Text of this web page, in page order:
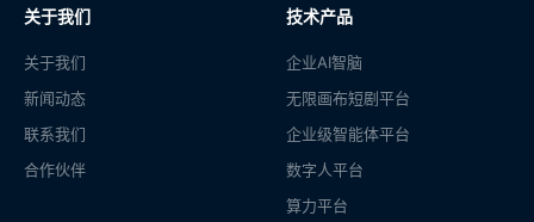
关于我们
关于我们
新闻动态
联系我们
合作伙伴
技术产品
企业AI智脑
无限画布短剧平台
企业级智能体平台
数字人平台
算力平台